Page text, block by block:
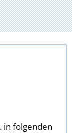
in folgenden